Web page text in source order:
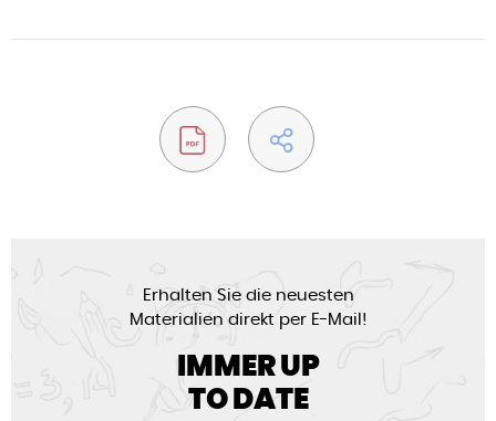
Erhalten Sie die neuesten
Materialien direkt per E-Mail!
IMMER UP
TO DATE